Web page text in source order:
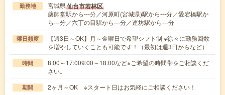
勤務地 宮城県仙台市若林区
薬師堂駅から---分／河原町(宮城県)駅から---分／愛宕橋駅か
ら---分／六丁の目駅から---分／連坊駅から---分
曜日頻度
【週3日～OK】月～金曜日で希望シフト制 ※徐々に勤務回数
を増やしていくことも可能です！（最初は週3日からなど）
時間
8:00～17:009:00～18:00など※ご希望の時間帯をご相談くだ
さい。
期間 2ヶ月～OK ※スタート日はお気軽にご相談ください！